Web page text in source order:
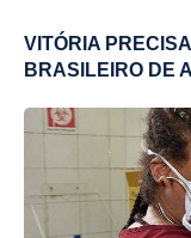
VITÓRIA
BRASILEIRO DE